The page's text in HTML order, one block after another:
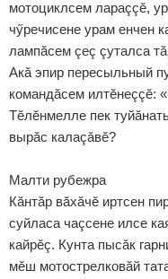
мотоциклсем лараççӗ,
чӳречисене урам енчен
лампăсем çеç çуталса
Акă эпир пересыльный
командăсем илтӗнеççӗ:
Тӗлӗнмелле пек
вырăс калаçăвӗ?
Малти рубежра
Кăнтăр вăхăчӗ иртсен
суйласа чаçсене илсе
кайрӗç. Кунта пысăк
мӗш мотострелковăй